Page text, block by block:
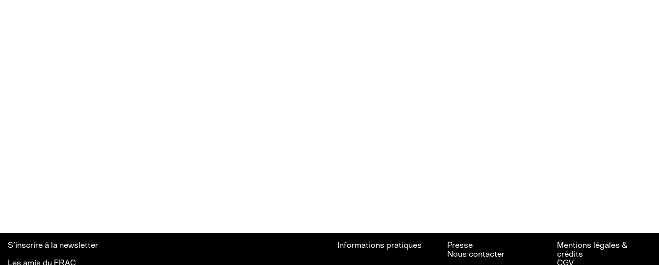
S’inscrire à la newsletter
Les amis du FRAC
Informations pratiques
Presse
Nous contacter
Mentions légales &
crédits
CGV